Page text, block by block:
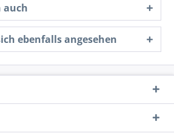
auch
ebenfalls angesehen